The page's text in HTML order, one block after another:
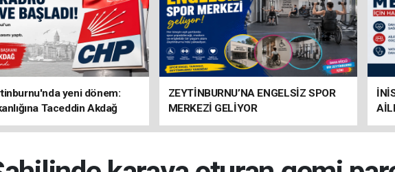
yeni dönem:
Taceddin Akdağ
ZEYTİNBURNU’NA ENGELSİZ SPOR
MERKEZİ GELİYOR